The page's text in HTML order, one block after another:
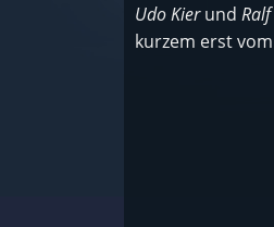
Udo Kierund
kurzem erst